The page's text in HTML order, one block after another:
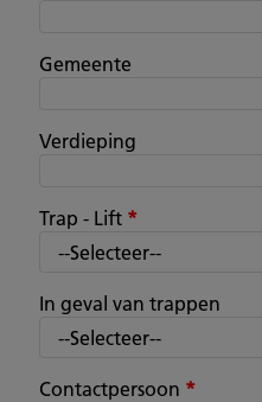
Gemeente
Verdieping
Trap - Lift *
In geval van trappen
Contactpersoon *